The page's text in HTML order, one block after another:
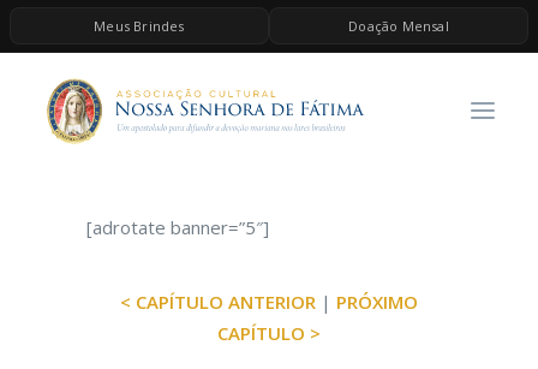
Meus Brindes Doação Mensal
HOME
A ASSOCIAÇÃO
ESPIRITUALIDADE
BRINDES
[adrotate banner=”5″]
< CAPÍTULO ANTERIOR | PRÓXIMO
CAPÍTULO >